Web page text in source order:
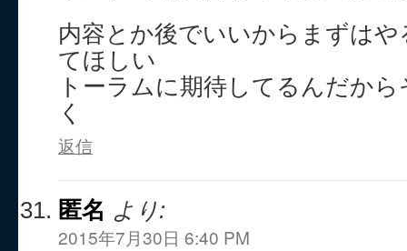
内容とか後でいいからまずは
てほしい
トーラムに期待してるんだか
く
返信
匿名 より:
2015年7月30日 6:40 PM